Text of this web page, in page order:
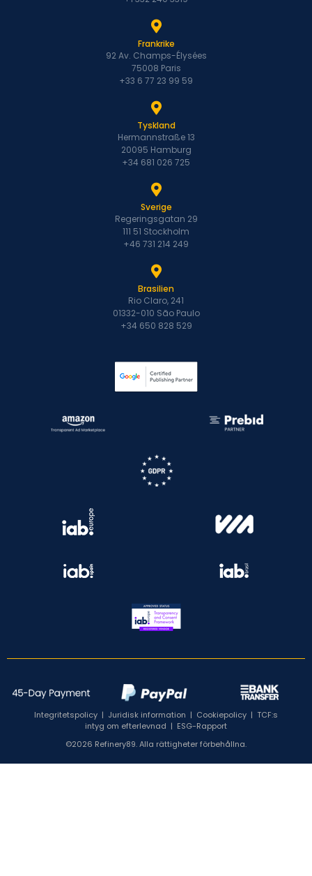
Frankrike
92 Av. Champs-Élysées
75008 Paris
+33 6 77 23 99 59
Tyskland
Hermannstraße 13
20095 Hamburg
+34 681 026 725
Sverige
Regeringsgatan 29
111 51 Stockholm
+46 731 214 249
Brasilien
Rio Claro, 241
01332-010 São Paulo
+34 650 828 529
Integritetspolicy | Juridisk information | Cookiepolicy | TCF:s
intyg om efterlevnad | ESG-Rapport
©2026 Refinery89. Alla rättigheter förbehållna.